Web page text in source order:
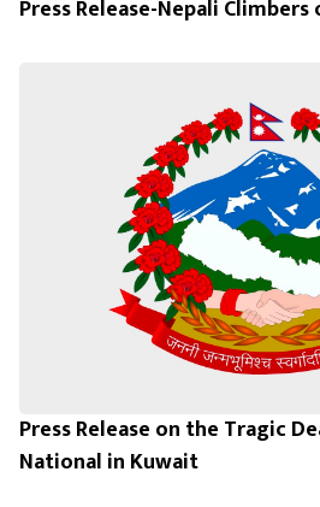
Press Release-Nepali
Press Release on the Tragic
National in Kuwait